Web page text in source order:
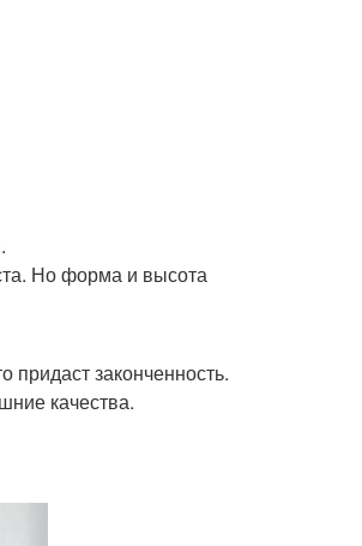
Но форма и высота
законченность.
качества.